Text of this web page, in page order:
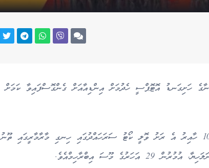
ހަށިގަނޑު އޮޓޮޕްސީ ހެދުމަށް އިންޑިއާއަށް ގެންގޮސްފައިވާ ކަމަށް
މި މަހުގެ 28 ވަނަ ދުވަހުގެ ހެނދުނު 10:12 ހާއިރު އެ ރަށު ވޮލީ ކޯޓު ސަރަހައްދުގައި ހިނގި މާރާމާރީގައި ތޫނު
މޫސަ އިބްރާހިމްއެވެ.